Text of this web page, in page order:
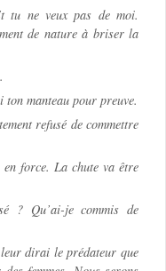
tu ne veux pas de moi.
de nature à briser la
manteau pour preuve.
refusé de commettre
force. La chute va être
? Qu’ai-je commis de
dirai le prédateur que